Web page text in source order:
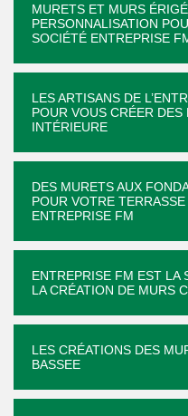
MURETS ET MURS
PERSONNALISATION
SOCIÉTÉ ENTREPRISE
LES ARTISANS DE
POUR VOUS CRÉER DES
INTÉRIEURE
DES MURETS AUX
POUR VOTRE
ENTREPRISE FM
ENTREPRISE FM EST LA
LA CRÉATION DE MURS
LES CRÉATIONS DES
BASSEE